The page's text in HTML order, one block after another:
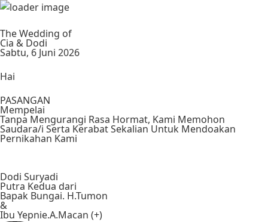
The Wedding of
Cia & Dodi
Sabtu, 6 Juni 2026
Hai
PASANGAN
Mempelai
Tanpa Mengurangi Rasa Hormat, Kami Memohon
Saudara/i Serta Kerabat Sekalian Untuk Mendoakan
Pernikahan Kami
Dodi Suryadi
Putra Kedua dari
Bapak Bungai. H.Tumon
&
Ibu Yepnie.A.Macan (+)